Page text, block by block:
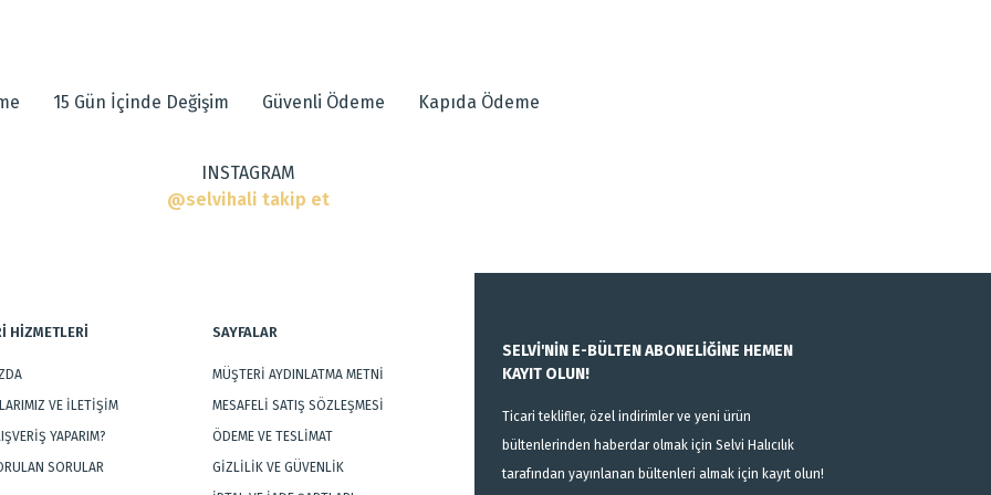
Gönder
15 Gün İçinde Değişim Güvenli Ödeme Kapıda Ödeme
INSTAGRAM
@selvihali takip et
HİZMETLERİ
VE İLETİŞİM
YAPARIM?
SORULAR
SAYFALAR
MÜŞTERİ AYDINLATMA METNİ
MESAFELİ SATIŞ SÖZLEŞMESİ
ÖDEME VE TESLİMAT
GİZLİLİK VE GÜVENLİK
SELVİ'NİN E-BÜLTEN ABONELİĞİNE HEMEN
KAYIT OLUN!
Ticari teklifler, özel indirimler ve yeni ürün
bültenlerinden haberdar olmak için Selvi Halıcılık
tarafından yayınlanan bültenleri almak için kayıt olun!